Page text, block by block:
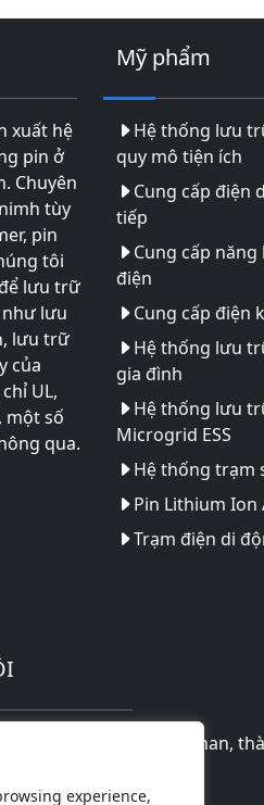
experience,
xuất hệ
pin ở
Chuyên
tùy
pin
tôi
lưu trữ
lưu
lưu trữ
của
UL,
một số
qua.
Mỹ phẩm
Hệ thống lưu
quy mô tiện ích
Cung cấp điện
tiếp
Cung cấp
điện
Cung cấp điện
Hệ thống lưu
gia đình
Hệ thống lưu
Microgrid ESS
Hệ thống trạm
Pin Lithium Ion
Trạm điện di
công nghệ cao Huinan,